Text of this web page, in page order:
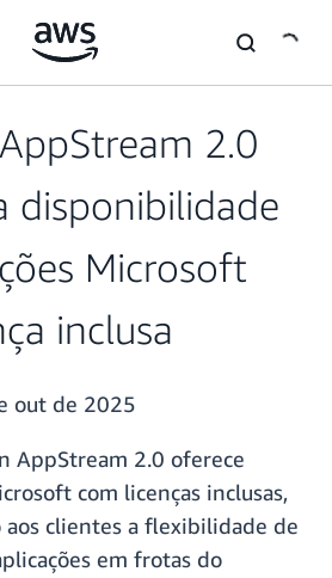
2.0
disponibilidade
Microsoft
inclusa
out de 2025
AppStream 2.0 oferece
com licenças inclusas,
clientes a flexibilidade de
em frotas do